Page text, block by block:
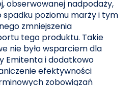
obserwowanej nadpodaży,
spadku poziomu marży i tym
zmniejszenia
tego produktu. Takie
nie było wsparciem dla
Emitenta i dodatkowo
efektywności
zobowiązań